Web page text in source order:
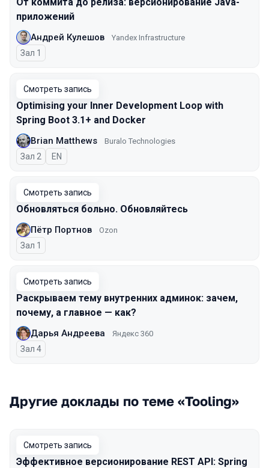
приложений
Андрей Кулешов Yandex Infrastructure
Зал 1
Смотреть запись
Optimising your Inner Development Loop with
Spring Boot 3.1+ and Docker
Brian Matthews Buralo Technologies
Зал 2 На английском языке
EN
Смотреть запись
Обновляться больно. Обновляйтесь
Пётр Портнов Ozon
Зал 1
Смотреть запись
Раскрываем тему внутренних админок: зачем,
почему, а главное — как?
Дарья Андреева Яндекс 360
Зал 4
Другие доклады по теме «Tooling»
Смотреть запись
Эффективное версионирование REST API: Spring